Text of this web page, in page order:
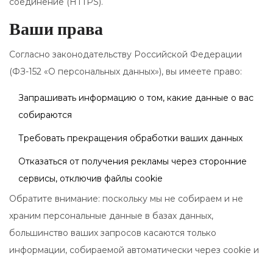
Ваши права
Согласно законодательству Российской Федерации
(ФЗ-152 «О персональных данных»), вы имеете право:
Запрашивать информацию о том, какие данные о вас
собираются
Требовать прекращения обработки ваших данных
Отказаться от получения рекламы через сторонние
сервисы, отключив файлы cookie
Обратите внимание: поскольку мы не собираем и не
храним персональные данные в базах данных,
большинство ваших запросов касаются только
информации, собираемой автоматически через cookie и